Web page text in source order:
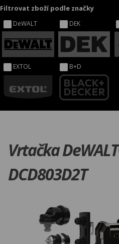
Filtrovat zboží podle značky
DeWALT DEK
EXTOL B+D
Vrtačka
DCD803D2T